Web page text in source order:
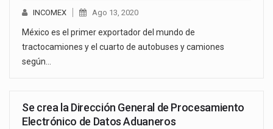
INCOMEX Ago 13, 2020
México es el primer exportador del mundo de
tractocamiones y el cuarto de autobuses y camiones
según…
Se crea la Dirección General de Procesamiento
Electrónico de Datos Aduaneros